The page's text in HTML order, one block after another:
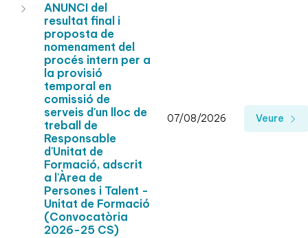
ANUNCI del
resultat final i
proposta de
nomenament del
procés intern per a
la provisió
temporal en
comissió de
serveis d'un lloc de
treball de
Responsable
d'Unitat de
Formació, adscrit
a l'Àrea de
Persones i Talent -
Unitat de Formació
(Convocatòria
2026-25 CS)
07/08/2026 Veure